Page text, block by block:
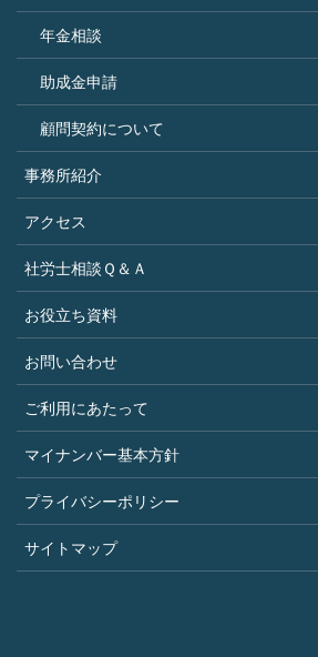
年金相談
助成金申請
顧問契約について
事務所紹介
アクセス
社労士相談Ｑ＆Ａ
お役立ち資料
お問い合わせ
ご利用にあたって
マイナンバー基本方針
プライバシーポリシー
サイトマップ